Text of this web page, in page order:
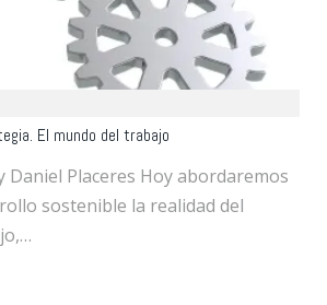
El mundo del trabajo
Daniel Placeres Hoy abordaremos
sostenible la realidad del